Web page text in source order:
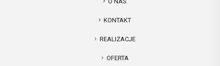
KONTAKT
REALIZACJE
OFERTA